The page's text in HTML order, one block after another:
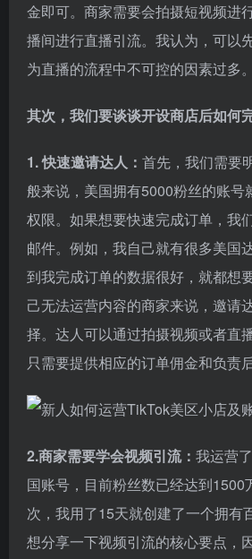
金即可。商家需要会拍摄短视频进
播间进行直播引流。我认为，可以
为直播的流程中不可控的因素过多。
其次，我们要谈谈开设商店后如何
1. 快速邀请达人： 首先，我们需要
般来说，美国拥有5000粉丝的账号
权限。如果想要快速完成订单，我
邮件。例如，我自己就有很多美国
到我完成订单的数据很好，就都想
己无法运营内容的商家来说，邀请
择。达人可以通过拍摄视频或者直
只需要提供相应的订单佣金和负责
2.商家需要学会视频引流： 我运营
国账号，目前粉丝数已经达到1500
次，我用了15天就创建了一个拥有
想分享一下视频引流的核心要点，